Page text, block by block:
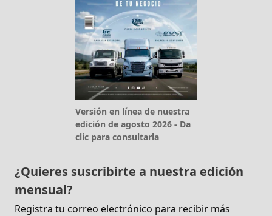
Versión en línea de nuestra
edición de agosto 2026 - Da
clic para consultarla
¿Quieres suscribirte a nuestra edición
mensual?
Registra tu correo electrónico para recibir más